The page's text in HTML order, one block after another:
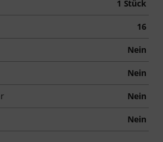
1 Stück
16
Nein
Nein
Nein
Nein